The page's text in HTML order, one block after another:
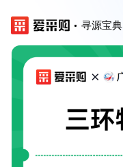
寻源宝典